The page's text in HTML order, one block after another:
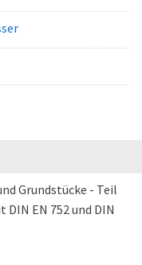
Grundstücke - Teil
EN 752 und DIN